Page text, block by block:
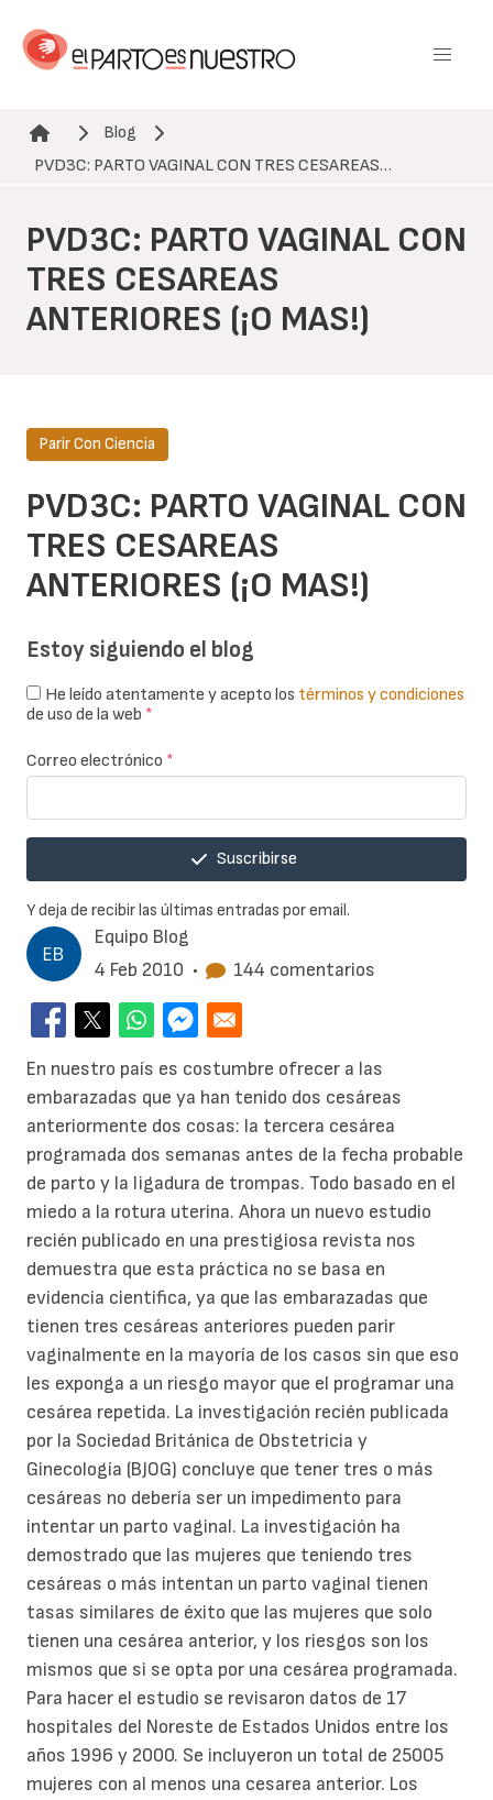
contenido
Ruta de navegación
Blog
PVD3C: PARTO VAGINAL CON TRES CESAREAS…
PVD3C: PARTO VAGINAL CON
TRES CESAREAS
ANTERIORES (¡O MAS!)
Equipo Blog
4 Feb 2010 • 144 comentarios
PVD3C: PARTO VAGINAL CON
TRES CESAREAS
ANTERIORES (¡O MAS!)
Parir Con Ciencia
En nuestro país es costumbre ofrecer a las
embarazadas que ya han tenido dos cesáreas
anteriormente dos cosas: la tercera cesárea
programada dos semanas antes de la fecha probable
de parto y la ligadura de trompas. Todo basado en el
miedo a la rotura uterina. Ahora un nuevo estudio
recién publicado en una prestigiosa revista nos
demuestra que esta práctica no se basa en
evidencia cientifica, ya que las embarazadas que
tienen tres cesáreas anteriores pueden parir
vaginalmente en la mayoría de los casos sin que eso
les exponga a un riesgo mayor que el programar una
cesárea repetida. La investigación recién publicada
por la Sociedad Británica de Obstetricia y
Ginecología (BJOG) concluye que tener tres o más
cesáreas no debería ser un impedimento para
intentar un parto vaginal. La investigación ha
demostrado que las mujeres que teniendo tres
cesáreas o más intentan un parto vaginal tienen
tasas similares de éxito que las mujeres que solo
tienen una cesárea anterior, y los riesgos son los
mismos que si se opta por una cesárea programada.
Para hacer el estudio se revisaron datos de 17
hospitales del Noreste de Estados Unidos entre los
años 1996 y 2000. Se incluyeron un total de 25005
mujeres con al menos una cesarea anterior. Los
Estoy siguiendo el blog
He leído atentamente y acepto los términos y condiciones
de uso de la web *
Correo electrónico *
Suscribirse
Y deja de recibir las últimas entradas por email.